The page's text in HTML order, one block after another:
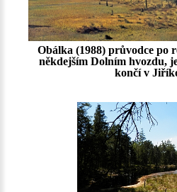
Obálka (1988) průvodce po
někdejším Dolním hvozdu,
končí v